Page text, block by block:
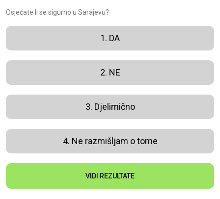
Osjećate li se sigurno u Sarajevu?
1. DA
2. NE
3. Djelimično
4. Ne razmišljam o tome
VIDI REZULTATE